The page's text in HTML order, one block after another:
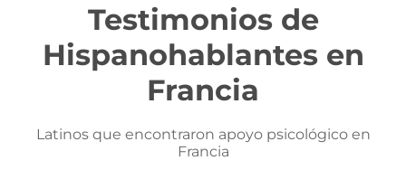
Testimonios de
Hispanohablantes en
Francia
Latinos que encontraron apoyo psicológico en
Francia